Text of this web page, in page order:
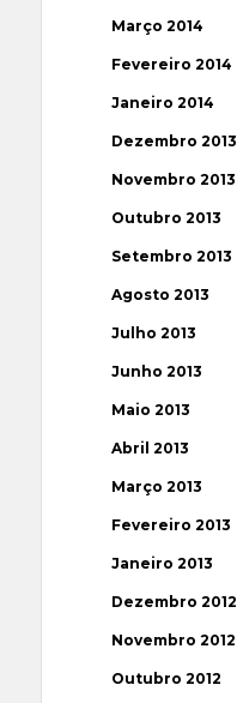
Março 2014
Fevereiro 2014
Janeiro 2014
Dezembro 2013
Novembro 2013
Outubro 2013
Setembro 2013
Agosto 2013
Julho 2013
Junho 2013
Maio 2013
Abril 2013
Março 2013
Fevereiro 2013
Janeiro 2013
Dezembro 2012
Novembro 2012
Outubro 2012